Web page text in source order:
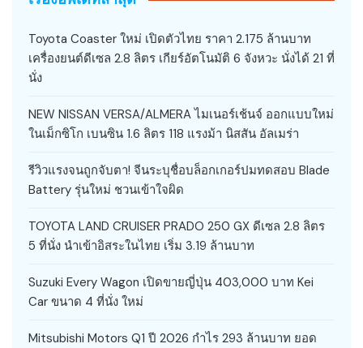
Toyota Coaster ใหม่ เปิดตัวไทย ราคา 2.175 ล้านบาท
เครื่องยนต์ดีเซล 2.8 ลิตร เกียร์อัตโนมัติ 6 จังหวะ นั่งได้ 21 ที่
นั่ง
NEW NISSAN VERSA/ALMERA ไมเนอร์เช้นจ์ ออกแบบใหม่
ในเม็กซิโก เบนซิน 1.6 ลิตร 118 แรงม้า นิสสัน อัลเมร่า
รีวิวแรงจนถูกจับตา! จีนระบุชื่อบล็อกเกอร์ปมทดสอบ Blade
Battery รุ่นใหม่ ชวนเข้าใจผิด
TOYOTA LAND CRUISER PRADO 250 GX ดีเซล 2.8 ลิตร
5 ที่นั่ง นำเข้าอิสระในไทย เริ่ม 3.19 ล้านบาท
Suzuki Every Wagon เปิดขายญี่ปุ่น 403,000 บาท Kei
Car ขนาด 4 ที่นั่ง ใหม่
Mitsubishi Motors Q1 ปี 2026 กำไร 293 ล้านบาท ยอด